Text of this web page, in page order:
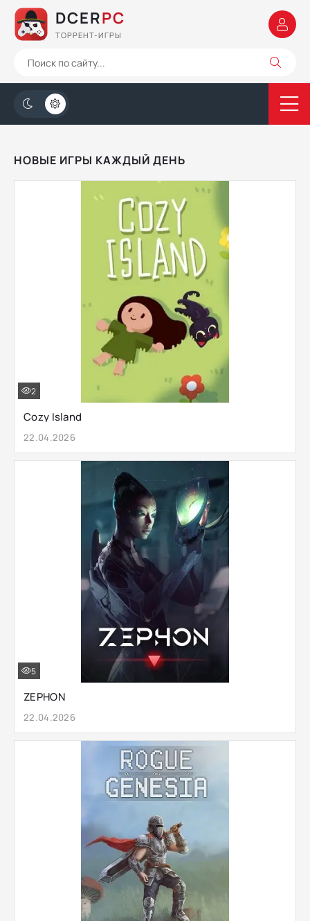
DCERPC
ТОРРЕНТ-ИГРЫ
НОВЫЕ ИГРЫ КАЖДЫЙ ДЕНЬ
Cozy Island
22.04.2026
2
ZEPHON
22.04.2026
5